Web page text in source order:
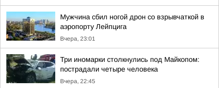
Мужчина сбил ногой дрон со взрывчаткой в
аэропорту Лейпцига
Вчера, 23:01
Три иномарки столкнулись под Майкопом:
пострадали четыре человека
Вчера, 22:45